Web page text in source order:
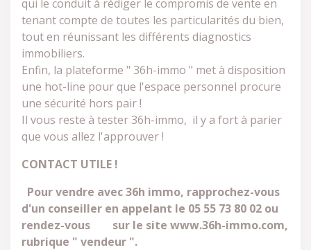
qui le conduit à rédiger le compromis de vente en
tenant compte de toutes les particularités du bien,
tout en réunissant les différents diagnostics
immobiliers.
Enfin, la plateforme " 36h-immo " met à disposition
une hot-line pour que l'espace personnel procure
une sécurité hors pair !
Il vous reste à tester 36h-immo, il y a fort à parier
que vous allez l'approuver !
CONTACT UTILE !
Pour vendre avec 36h immo, rapprochez-vous
d'un conseiller en appelant le 05 55 73 80 02 ou
rendez-vous sur le site www.36h-immo.com,
rubrique " vendeur ".